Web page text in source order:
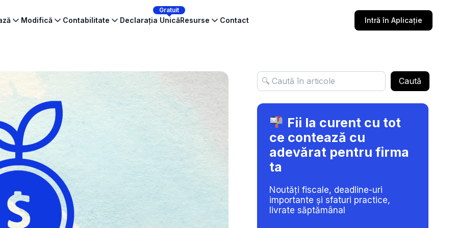
Modifică Contabilitate
Gratuit
Declarația UnicăResurse Contact Intră în Aplicație
Caută
Fii la curent cu tot
ce contează cu
adevărat pentru firma
ta
Noutăți fiscale, deadline-uri
importante și sfaturi practice,
livrate săptămânal